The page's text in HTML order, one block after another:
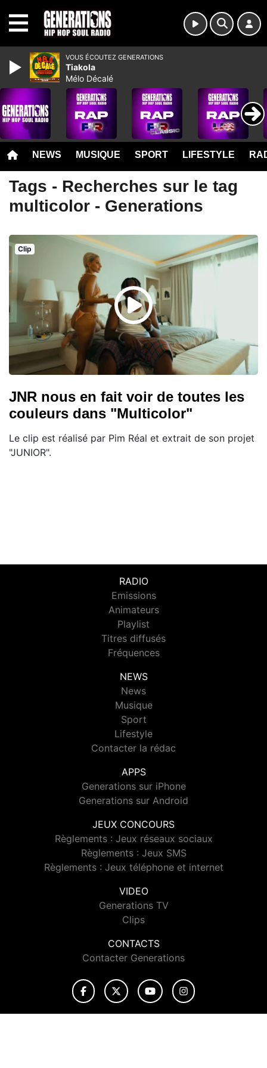
NEWS MUSIQUE SPORT LIFESTYLE
Tags - Recherches sur le tag
multicolor - Generations
Clip
JNR nous en fait voir de toutes les
couleurs dans "Multicolor"
Le clip est réalisé par Pim Réal et extrait de son projet
"JUNIOR".
RADIO
Emissions
Animateurs
Playlist
Titres diffusés
Fréquences
NEWS
News
Musique
Sport
Lifestyle
Contacter la rédac
APPS
Generations sur iPhone
Generations sur Android
JEUX CONCOURS
Règlements : Jeux réseaux sociaux
Règlements : Jeux SMS
Règlements : Jeux téléphone et internet
VIDEO
Generations TV
Clips
CONTACTS
Contacter Generations
VOUS ÉCOUTEZ GENERATIONS
Tiakola
Mélo Décalé